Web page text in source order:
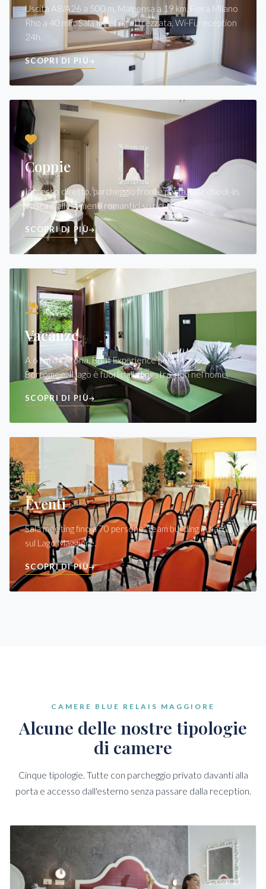
Uscita A8/A26 a 500 m, Malpensa a 19 km, Fiera Milano
Rho a 40 min. Sala meeting attrezzata, Wi-Fi, reception
24h.
SCOPRI DI PIÙ
Coppie
Ingresso diretto, parcheggio fronte porta, fast check-in.
Vasca e allestimenti romantici su richiesta.
SCOPRI DI PIÙ
Vacanze
A 6 km da Arona, Boat Experience per le Isole
Borromee. Il lago è fuori dalla finestra, non nel nome.
SCOPRI DI PIÙ
Eventi
Sala meeting fino a 70 persone. Team building in barca
sul Lago Maggiore.
SCOPRI DI PIÙ
CAMERE BLUE RELAIS MAGGIORE
Alcune delle nostre tipologie
di camere
Cinque tipologie. Tutte con parcheggio privato davanti alla
porta e accesso dall'esterno senza passare dalla reception.